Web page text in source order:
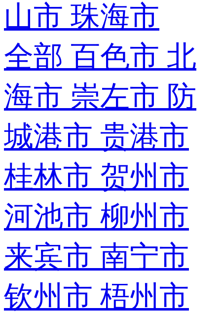
山市 珠海市
全部 百色市 北
海市 崇左市 防
城港市 贵港市
桂林市 贺州市
河池市 柳州市
来宾市 南宁市
钦州市 梧州市